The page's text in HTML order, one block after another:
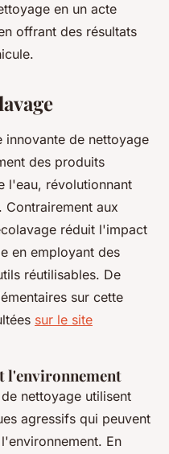
en un acte
offrant des résultats
innovante de nettoyage
des produits
l'eau, révolutionnant
Contrairement aux
réduit l'impact
en employant des
réutilisables. De
sur cette
sur le site
l'environnement
nettoyage utilisent
agressifs qui peuvent
En